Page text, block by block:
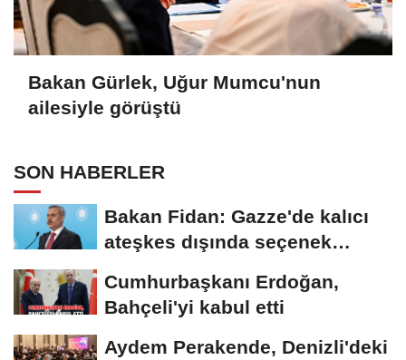
Bakan Gürlek, Uğur Mumcu'nun
ailesiyle görüştü
SON HABERLER
Bakan Fidan: Gazze'de kalıcı
ateşkes dışında seçenek
Cumhurbaşkanı Erdoğan,
Bahçeli'yi kabul etti
Aydem Perakende, Denizli'deki